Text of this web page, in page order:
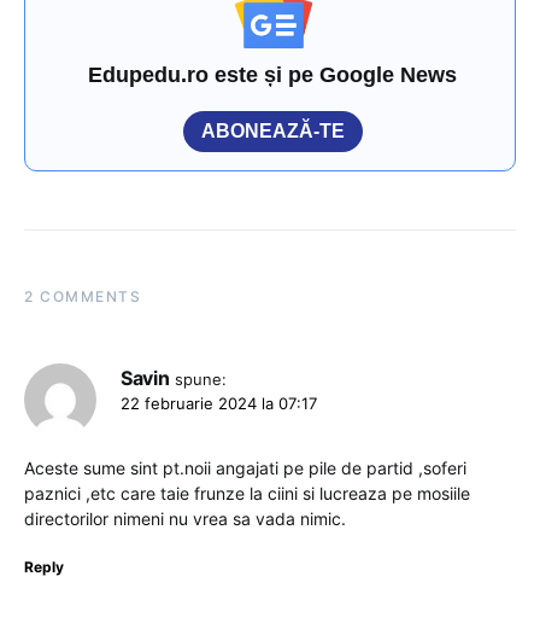
Edupedu.ro este și pe Google News
ABONEAZĂ-TE
2 COMMENTS
Savin spune:
22 februarie 2024 la 07:17
Aceste sume sint pt.noii angajati pe pile de partid ,soferi
paznici ,etc care taie frunze la ciini si lucreaza pe mosiile
directorilor nimeni nu vrea sa vada nimic.
Reply